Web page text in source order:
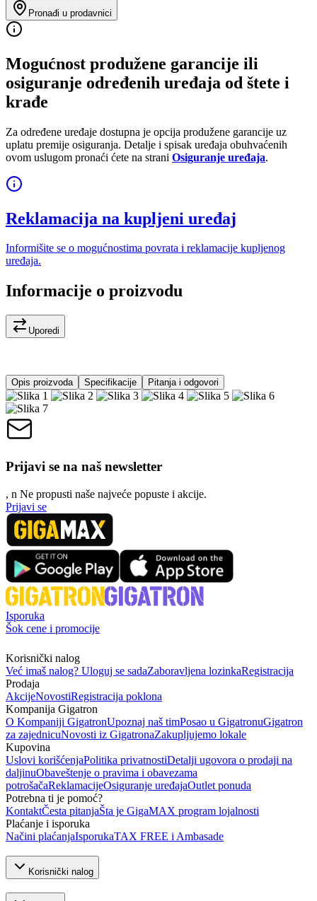
Pronađi u prodavnici
Mogućnost produžene garancije ili
osiguranje određenih uređaja od štete i
krađe
Za određene uređaje dostupna je opcija produžene garancije uz
uplatu premije osiguranja. Detalje i spisak uređaja obuhvaćenih
ovom uslugom pronaći ćete na strani Osiguranje uređaja.
Reklamacija na kupljeni uređaj
Informišite se o mogućnostima povrata i reklamacije kupljenog
uređaja.
Informacije o proizvodu
Uporedi
Opis proizvoda Specifikacije Pitanja i odgovori
Prijavi se na naš newsletter
, n Ne propusti naše najveće popuste i akcije.
Prijavi se
Isporuka
Šok cene i promocije
Korisnički nalog
Već imaš nalog? Uloguj se sadaZaboravljena lozinkaRegistracija
Prodaja
AkcijeNovostiRegistracija poklona
Kompanija Gigatron
O Kompaniji GigatronUpoznaj naš timPosao u GigatronuGigatron
za zajednicuNovosti iz GigatronaZakupljujemo lokale
Kupovina
Uslovi korišćenjaPolitika privatnostiDetalji ugovora o prodaji na
daljinuObaveštenje o pravima i obavezama
potrošačaReklamacijeOsiguranje uređajaOutlet ponuda
Potrebna ti je pomoć?
KontaktČesta pitanjaŠta je GigaMAX program lojalnosti
Plaćanje i isporuka
Načini plaćanjaIsporukaTAX FREE i Ambasade
Korisnički nalog